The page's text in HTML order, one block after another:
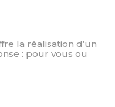
la réalisation d’un
: pour vous ou